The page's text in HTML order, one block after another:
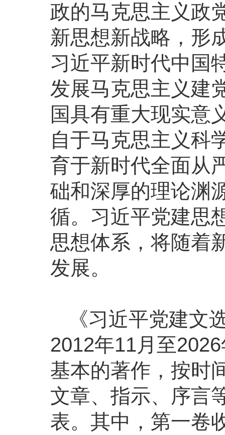
政的马克思主义政
新思想新战略，形
习近平新时代中国
发展马克思主义建
国具有重大现实意
自于马克思主义科
育于新时代全面从
础和深厚的理论渊
循。习近平党建思
思想体系，将随着
发展。
《习近平党建文
2012年11月至
基本的著作，按时
文章、指示、序言
表。其中，第一卷